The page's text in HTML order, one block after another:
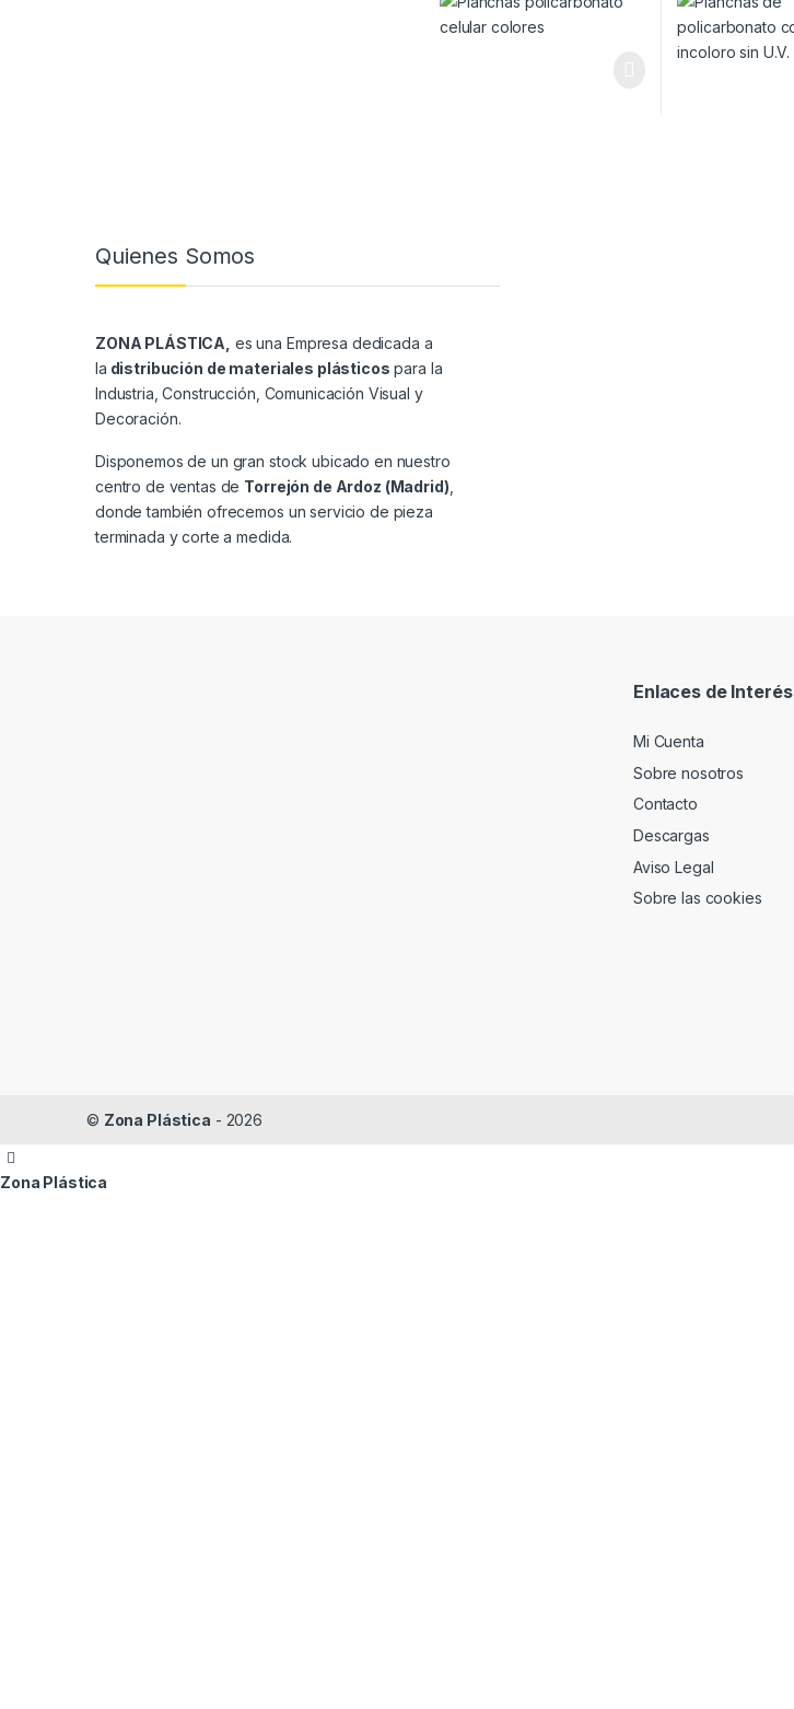
Quienes Somos
ZONA PLÁSTICA, es una Empresa dedicada a
la distribución de materiales plásticos para la
Industria, Construcción, Comunicación Visual y
Decoración.
Disponemos de un gran stock ubicado en nuestro
centro de ventas de Torrejón de Ardoz (Madrid)
donde también ofrecemos un servicio de pieza
terminada y corte a medida.
Enlaces de Interés
Mi Cuenta
Sobre nosotros
Contacto
Descargas
Aviso Legal
Sobre las cookies
© Zona Plástica - 2026
Zona Plástica